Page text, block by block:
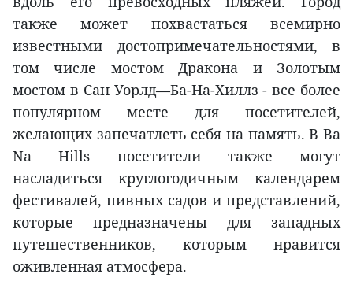
также может похвастаться всемирно
известными достопримечательностями, в
том числе мостом Дракона и Золотым
мостом в Сан Уорлд—Ба-На-Хиллз - все более
популярном месте для посетителей,
желающих запечатлеть себя на память. В Ba
Na Hills посетители также могут
насладиться круглогодичным календарем
фестивалей, пивных садов и представлений,
которые предназначены для западных
путешественников, которым нравится
оживленная атмосфера.